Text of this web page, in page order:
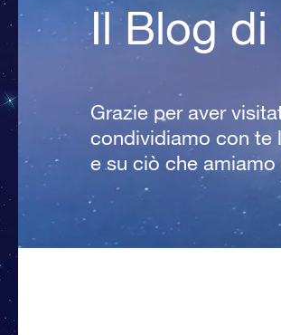
Il Blog di
Grazie per aver
condividiamo con te
e su ciò che amiamo